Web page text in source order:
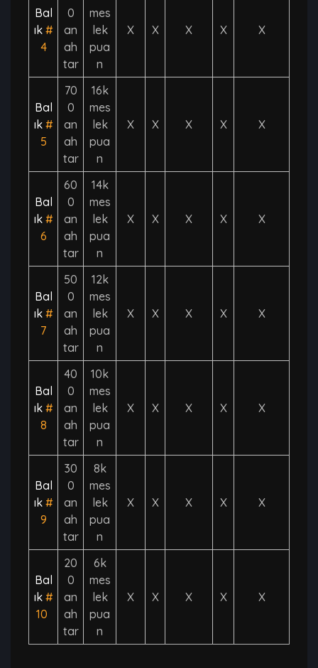
Bal
ık #
4
0
an
ah
tar
mes
lek
pua
n
X X X X X
Bal
ık #
5
70
0
an
ah
tar
16k
mes
lek
pua
n
X X X X X
Bal
ık #
6
60
0
an
ah
tar
14k
mes
lek
pua
n
X X X X X
Bal
ık #
7
50
0
an
ah
tar
12k
mes
lek
pua
n
X X X X X
Bal
ık #
8
40
0
an
ah
tar
10k
mes
lek
pua
n
X X X X X
Bal
ık #
9
30
0
an
ah
tar
8k
mes
lek
pua
n
X X X X X
Bal
ık #
10
20
0
an
ah
tar
6k
mes
lek
pua
n
X X X X X